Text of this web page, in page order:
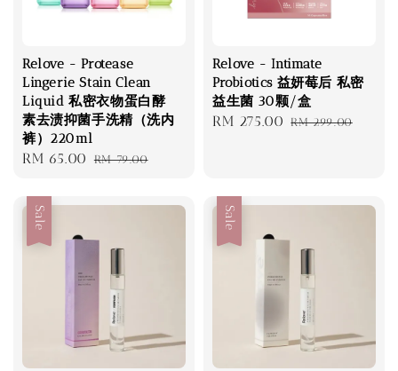
Relove - Protease
Lingerie Stain Clean
Liquid 私密衣物蛋白酵
素去渍抑菌手洗精（洗内
裤）220ml
Sale
RM 65.00 Regular
RM 79.00
Relove - Intimate
Probiotics 益妍莓后 私密
益生菌 30颗/盒
Sale
RM 275.00 Regular
RM 299.00
Sale Sale